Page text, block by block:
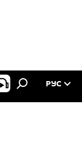
РУС